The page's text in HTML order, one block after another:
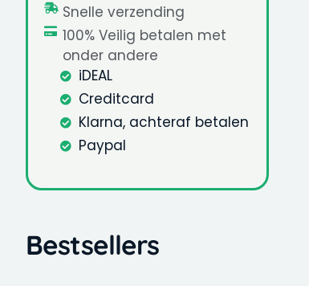
Snelle verzending
100% Veilig betalen met
onder andere
iDEAL
Creditcard
Klarna, achteraf betalen
Paypal
Bestsellers